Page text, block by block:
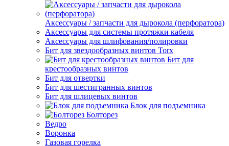
Аксессуары / запчасти для дырокола (перфоратора)
Аксессуары для системы протяжки кабеля
Аксессуары для шлифования/полировки
Бит для звездообразных винтов Torx
Бит для
крестообразных винтов
Бит для отвертки
Бит для шестигранных винтов
Бит для шлицевых винтов
Блок для подъемника
Болторез
Ведро
Воронка
Газовая горелка